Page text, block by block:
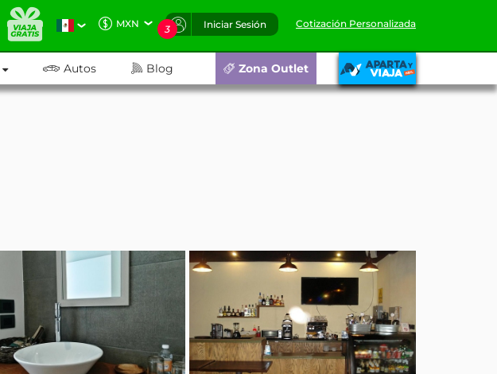
MXN 3 Iniciar Sesión Cotización Personalizada
Autos Blog Zona Outlet